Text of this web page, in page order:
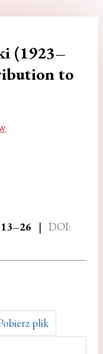
(1923–
to
13–26 | DOI:
plik